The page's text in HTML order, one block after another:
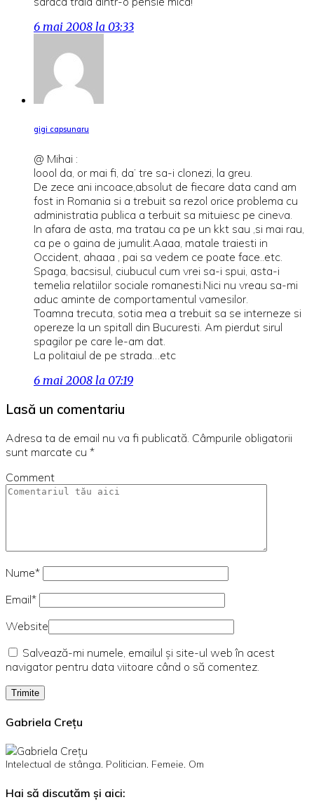
6 mai 2008 la 03:33
gigi capsunaru
@ Mihai :
loool da, or mai fi, da’ tre sa-i clonezi, la greu.
De zece ani incoace,absolut de fiecare data cand am
fost in Romania si a trebuit sa rezol orice problema cu
administratia publica a terbuit sa mituiesc pe cineva.
In afara de asta, ma tratau ca pe un kkt sau ,si mai rau,
ca pe o gaina de jumulit.Aaaa, matale traiesti in
Occident, ahaaa , pai sa vedem ce poate face..etc.
Spaga, bacsisul, ciubucul cum vrei sa-i spui, asta-i
temelia relatiilor sociale romanesti.Nici nu vreau sa-mi
aduc aminte de comportamentul vamesilor.
Toamna trecuta, sotia mea a trebuit sa se interneze si
opereze la un spitall din Bucuresti. Am pierdut sirul
spagilor pe care le-am dat.
La politaiul de pe strada…etc
6 mai 2008 la 07:19
Lasă un comentariu
Adresa ta de email nu va fi publicată. Câmpurile obligatorii
sunt marcate cu *
Comment
Nume*
Email*
Website
Salvează-mi numele, emailul și site-ul web în acest
navigator pentru data viitoare când o să comentez.
Gabriela Crețu
Intelectual de stânga. Politician. Femeie. Om
Hai să discutăm și aici: